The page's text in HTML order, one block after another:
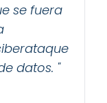
se fuera
datos. "